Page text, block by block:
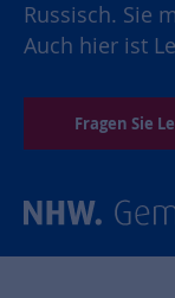
Russisch. Sie
Auch hier ist
Fragen Sie